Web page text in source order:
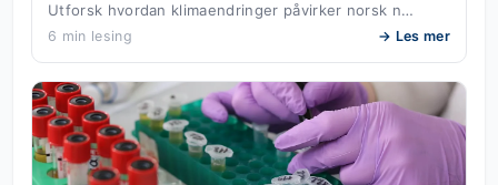
Utforsk hvordan klimaendringer påvirker norsk n…
6 min lesing → Les mer